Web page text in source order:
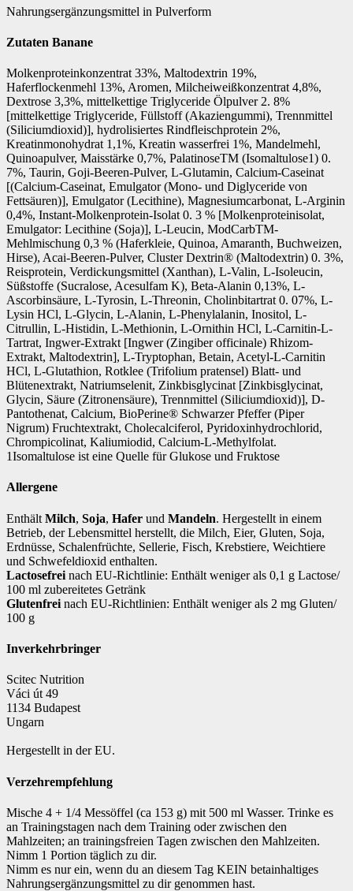
Nahrungsergänzungsmittel in Pulverform
Zutaten Banane
Molkenproteinkonzentrat 33%, Maltodextrin 19%,
Haferflockenmehl 13%, Aromen, Milcheiweißkonzentrat 4,8%,
Dextrose 3,3%, mittelkettige Triglyceride Ölpulver 2. 8%
[mittelkettige Triglyceride, Füllstoff (Akaziengummi), Trennmittel
(Siliciumdioxid)], hydrolisiertes Rindfleischprotein 2%,
Kreatinmonohydrat 1,1%, Kreatin wasserfrei 1%, Mandelmehl,
Quinoapulver, Maisstärke 0,7%, PalatinoseTM (Isomaltulose1) 0.
7%, Taurin, Goji-Beeren-Pulver, L-Glutamin, Calcium-Caseinat
[(Calcium-Caseinat, Emulgator (Mono- und Diglyceride von
Fettsäuren)], Emulgator (Lecithine), Magnesiumcarbonat, L-Arginin
0,4%, Instant-Molkenprotein-Isolat 0. 3 % [Molkenproteinisolat,
Emulgator: Lecithine (Soja)], L-Leucin, ModCarbTM-
Mehlmischung 0,3 % (Haferkleie, Quinoa, Amaranth, Buchweizen,
Hirse), Acai-Beeren-Pulver, Cluster Dextrin® (Maltodextrin) 0. 3%,
Reisprotein, Verdickungsmittel (Xanthan), L-Valin, L-Isoleucin,
Süßstoffe (Sucralose, Acesulfam K), Beta-Alanin 0,13%, L-
Ascorbinsäure, L-Tyrosin, L-Threonin, Cholinbitartrat 0. 07%, L-
Lysin HCl, L-Glycin, L-Alanin, L-Phenylalanin, Inositol, L-
Citrullin, L-Histidin, L-Methionin, L-Ornithin HCl, L-Carnitin-L-
Tartrat, Ingwer-Extrakt [Ingwer (Zingiber officinale) Rhizom-
Extrakt, Maltodextrin], L-Tryptophan, Betain, Acetyl-L-Carnitin
HCl, L-Glutathion, Rotklee (Trifolium pratensel) Blatt- und
Blütenextrakt, Natriumselenit, Zinkbisglycinat [Zinkbisglycinat,
Glycin, Säure (Zitronensäure), Trennmittel (Siliciumdioxid)], D-
Pantothenat, Calcium, BioPerine® Schwarzer Pfeffer (Piper
Nigrum) Fruchtextrakt, Cholecalciferol, Pyridoxinhydrochlorid,
Chrompicolinat, Kaliumiodid, Calcium-L-Methylfolat.
1Isomaltulose ist eine Quelle für Glukose und Fruktose
Allergene
Enthält Milch, Soja, Hafer und Mandeln. Hergestellt in einem
Betrieb, der Lebensmittel herstellt, die Milch, Eier, Gluten, Soja,
Erdnüsse, Schalenfrüchte, Sellerie, Fisch, Krebstiere, Weichtiere
und Schwefeldioxid enthalten.
Lactosefrei nach EU-Richtlinie: Enthält weniger als 0,1 g Lactose/
100 ml zubereitetes Getränk
Glutenfrei nach EU-Richtlinien: Enthält weniger als 2 mg Gluten/
100 g
Inverkehrbringer
Scitec Nutrition
Váci út 49
1134 Budapest
Ungarn
Hergestellt in der EU.
Verzehrempfehlung
Mische 4 + 1/4 Messöffel (ca 153 g) mit 500 ml Wasser. Trinke es
an Trainingstagen nach dem Training oder zwischen den
Mahlzeiten; an trainingsfreien Tagen zwischen den Mahlzeiten.
Nimm 1 Portion täglich zu dir.
Nimm es nur ein, wenn du an diesem Tag KEIN betainhaltiges
Nahrungsergänzungsmittel zu dir genommen hast.